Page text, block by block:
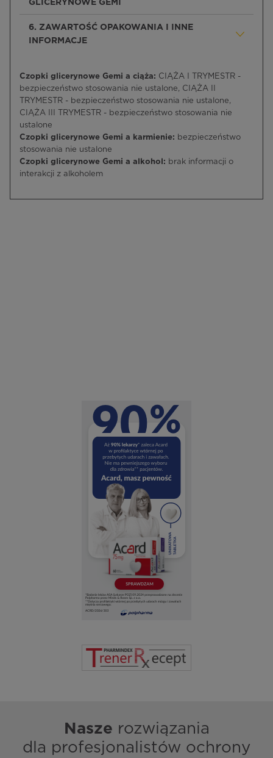
GLICERYNOWE GEMI
6. ZAWARTOŚĆ OPAKOWANIA I INNE
INFORMACJE
Czopki glicerynowe Gemi a ciąża: CIĄŻA I TRYMESTR -
bezpieczeństwo stosowania nie ustalone, CIĄŻA II
TRYMESTR - bezpieczeństwo stosowania nie ustalone,
CIĄŻA III TRYMESTR - bezpieczeństwo stosowania nie
ustalone
Czopki glicerynowe Gemi a karmienie: bezpieczeństwo
stosowania nie ustalone
Czopki glicerynowe Gemi a alkohol: brak informacji o
interakcji z alkoholem
Nasze rozwiązania
dla profesjonalistów ochrony